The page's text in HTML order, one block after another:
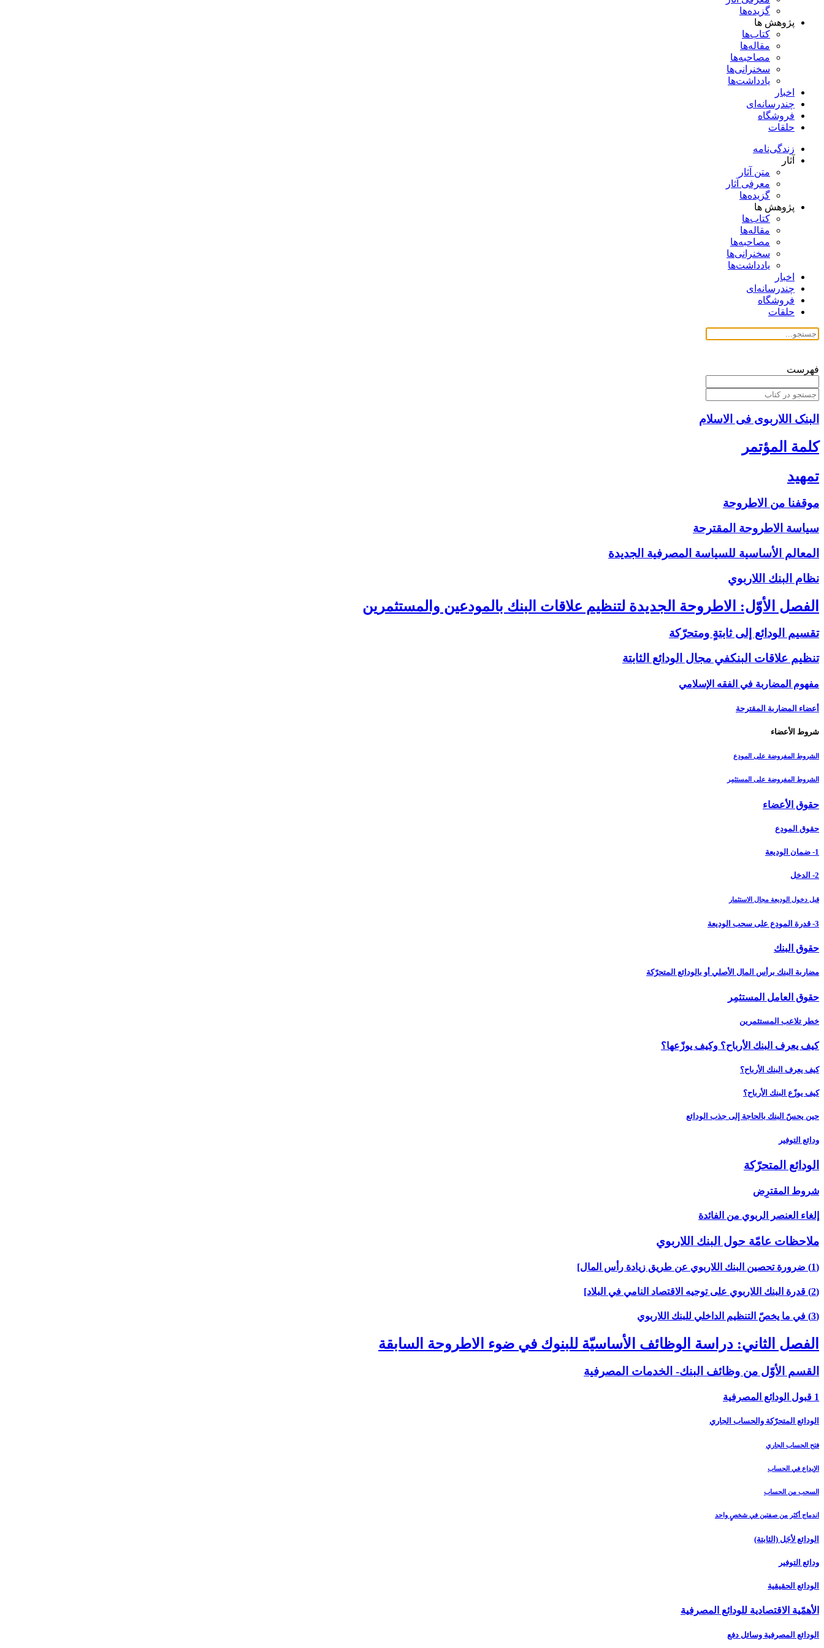
گزیده‌ها
پژوهش ها
کتاب‌ها
مقاله‌ها
مصاحبه‌ها
سخنرانی‌ها
یادداشت‌ها
اخبار
چندرسانه‌ای
فروشگاه
حلقات
زندگی‌نامه
آثار
متن آثار
معرفی آثار
گزیده‌ها
پژوهش ها
کتاب‌ها
مقاله‌ها
مصاحبه‌ها
سخنرانی‌ها
یادداشت‌ها
اخبار
چندرسانه‌ای
فروشگاه
حلقات
فهرست
البنک اللاربوی فی الاسلام
كلمة المؤتمر
تمهيد
موقفنا من الاطروحة
سياسة الاطروحة المقترحة
المعالم الأساسية للسياسة المصرفية الجديدة
نظام البنك اللاربوي‏
الفصل الأوّل: الاطروحة الجديدة لتنظيم علاقات البنك بالمودعين والمستثمرين‏
تقسيم الودائع إلى ثابتةٍ ومتحرّكة
تنظيم علاقات البنك‏في مجال الودائع الثابتة
مفهوم المضاربة في الفقه الإسلامي
أعضاء المضاربة المقترحة
شروط الأعضاء
الشروط المفروضة على المودِع
الشروط المفروضة على المستثمِر
حقوق الأعضاء
حقوق المودِع
1- ضمان الوديعة
2- الدخل
قبل دخول الوديعة مجال الاستثمار
3- قدرة المودِع على سحب الوديعة
حقوق البنك
مضاربة البنك برأس المال الأصلي أو بالودائع المتحرّكة
حقوق العامل المستثمِر
خطر تلاعب المستثمرين
كيف يعرف البنك الأرباح؟ وكيف يوزّعها؟
كيف يعرف البنك الأرباح؟
كيف يوزّع البنك الأرباح؟
حين يحسّ البنك بالحاجة إلى جذب الودائع
ودائع التوفير
الودائع المتحرّكة
شروط المقترِض
إلغاء العنصر الربوي من الفائدة
ملاحظات عامّة حول البنك اللاربوي‏
(1) ضرورة تحصين البنك اللاربوي عن طريق زيادة رأس المال‏]
(2) قدرة البنك اللاربوي على توجيه الاقتصاد النامي في البلاد]
(3) في ما يخصّ التنظيم الداخلي للبنك اللاربوي‏
الفصل الثاني: دراسة الوظائف الأساسيّة للبنوك في ضوء الاطروحة السابقة
القسم الأوّل من وظائف البنك- الخدمات المصرفية
1 قبول الودائع المصرفية
الودائع المتحرّكة والحساب الجاري
فتح الحساب الجاري
الإيداع في الحساب
السحب من الحساب
اندماج أكثر من صفتين في شخصٍ واحد
الودائع لأجَل (الثابتة)
ودائع التوفير
الودائع الحقيقية
الأهمّية الاقتصادية للودائع المصرفية
الودائع المصرفية وسائل دفع